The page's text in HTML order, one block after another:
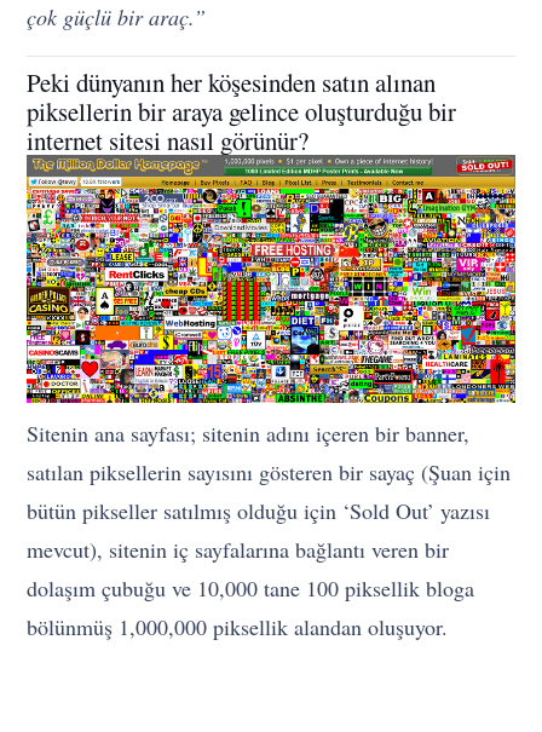
çok güçlü bir araç.”
Peki dünyanın her köşesinden satın alınan
piksellerin bir araya gelince oluşturduğu bir
internet sitesi nasıl görünür?
Sitenin ana sayfası; sitenin adını içeren bir banner,
satılan piksellerin sayısını gösteren bir sayaç (Şuan için
bütün pikseller satılmış olduğu için ‘Sold Out’ yazısı
mevcut), sitenin iç sayfalarına bağlantı veren bir
dolaşım çubuğu ve 10,000 tane 100 piksellik bloga
bölünmüş 1,000,000 piksellik alandan oluşuyor.